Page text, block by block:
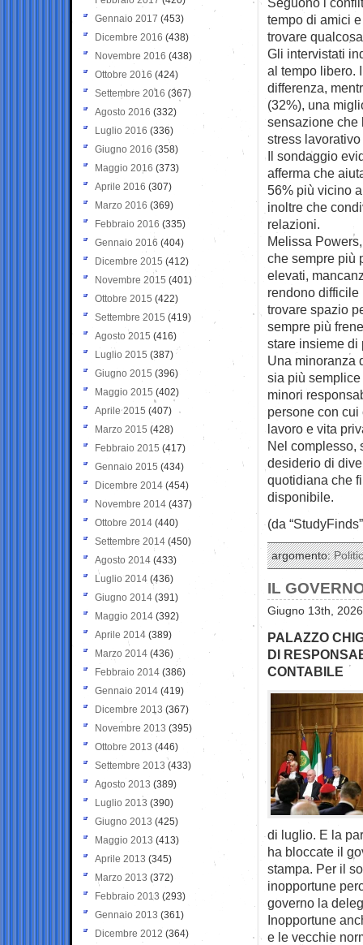
tempo di amici
trovare
Gli intervistati
al tempo libero.
differenza,
(32%), una
sensazione che
stress lavorativo
Il sondaggio
afferma che
56% più vicino
inoltre che
relazioni.
Melissa
che sempre più
elevati,
rendono difficile
trovare spazio
sempre più
stare insieme di
Una minoranza
sia più
minori
persone con
lavoro e vita
Nel complesso,
desiderio di
quotidiana che
disponibile.
(da
argomento:
IL
Giugno 13th,
PALAZZO
DI
CONTABILE
di luglio. E la
ha bloccate il
stampa. Per il
inopportune
governo la
Inopportune
e le vecchie
Gennaio 2017 (453)
Dicembre 2016 (438)
Novembre 2016 (438)
Ottobre 2016 (424)
Settembre 2016 (367)
Agosto 2016 (332)
Luglio 2016 (336)
Giugno 2016 (358)
Maggio 2016 (373)
Aprile 2016 (307)
Marzo 2016 (369)
Febbraio 2016 (335)
Gennaio 2016 (404)
Dicembre 2015 (412)
Novembre 2015 (401)
Ottobre 2015 (422)
Settembre 2015 (419)
Agosto 2015 (416)
Luglio 2015 (387)
Giugno 2015 (396)
Maggio 2015 (402)
Aprile 2015 (407)
Marzo 2015 (428)
Febbraio 2015 (417)
Gennaio 2015 (434)
Dicembre 2014 (454)
Novembre 2014 (437)
Ottobre 2014 (440)
Settembre 2014 (450)
Agosto 2014 (433)
Luglio 2014 (436)
Giugno 2014 (391)
Maggio 2014 (392)
Aprile 2014 (389)
Marzo 2014 (436)
Febbraio 2014 (386)
Gennaio 2014 (419)
Dicembre 2013 (367)
Novembre 2013 (395)
Ottobre 2013 (446)
Settembre 2013 (433)
Agosto 2013 (389)
Luglio 2013 (390)
Giugno 2013 (425)
Maggio 2013 (413)
Aprile 2013 (345)
Marzo 2013 (372)
Febbraio 2013 (293)
Gennaio 2013 (361)
Dicembre 2012 (364)